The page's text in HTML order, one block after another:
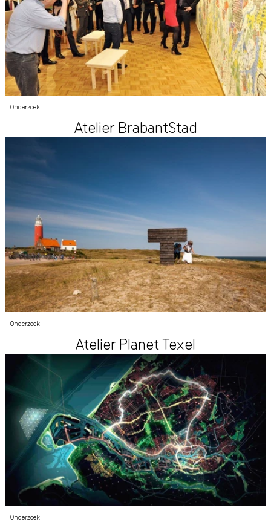
Onderzoek
Atelier BrabantStad
Onderzoek
Atelier Planet Texel
Onderzoek